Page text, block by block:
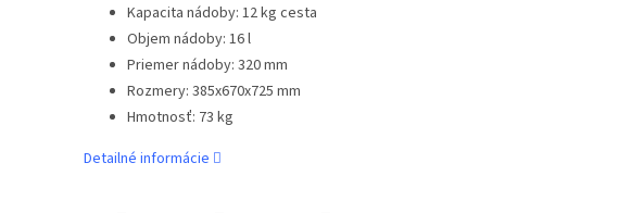
Kapacita nádoby: 12 kg cesta
Objem nádoby: 16 l
Priemer nádoby: 320 mm
Rozmery: 385x670x725 mm
Hmotnosť: 73 kg
Detailné informácie